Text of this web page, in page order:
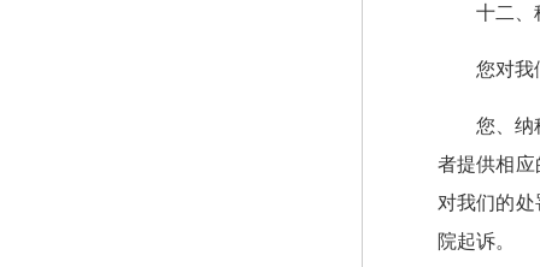
十二、
您对我
您、纳
者提供相
对我们的
院起诉。